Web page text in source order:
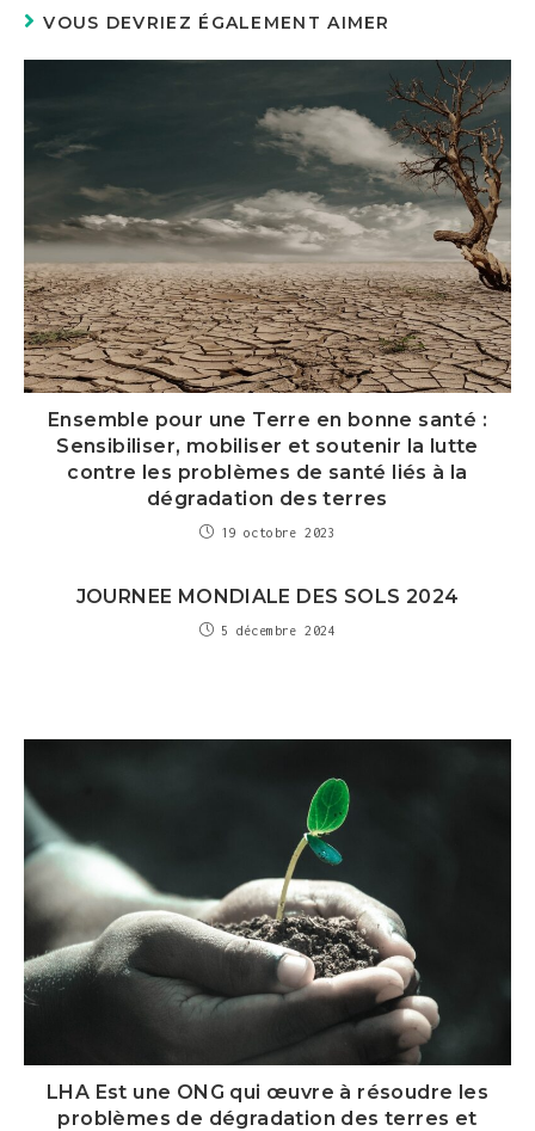
VOUS DEVRIEZ ÉGALEMENT AIMER
Ensemble pour une Terre en bonne santé :
Sensibiliser, mobiliser et soutenir la lutte
contre les problèmes de santé liés à la
dégradation des terres
19 octobre 2023
JOURNEE MONDIALE DES SOLS 2024
5 décembre 2024
LHA Est une ONG qui œuvre à résoudre les
problèmes de dégradation des terres et